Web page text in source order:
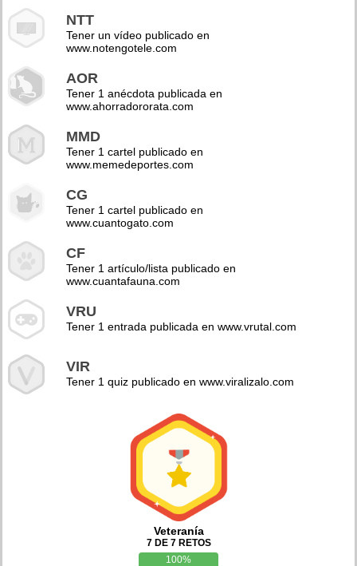
NTT
Tener un vídeo publicado en
www.notengotele.com
AOR
Tener 1 anécdota publicada en
www.ahorradororata.com
MMD
Tener 1 cartel publicado en
www.memedeportes.com
CG
Tener 1 cartel publicado en
www.cuantogato.com
CF
Tener 1 artículo/lista publicado en
www.cuantafauna.com
VRU
Tener 1 entrada publicada en www.vrutal.com
VIR
Tener 1 quiz publicado en www.viralizalo.com
Veteranía
7 DE 7 RETOS
100%